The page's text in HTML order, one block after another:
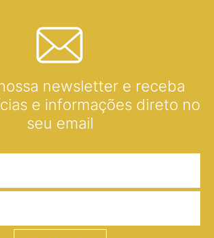
newsletter e receba
e informações direto no
seu email